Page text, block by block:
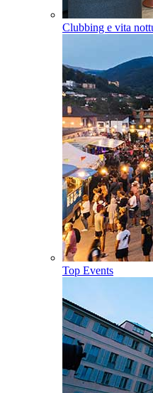
Clubbing e vita
Top Events